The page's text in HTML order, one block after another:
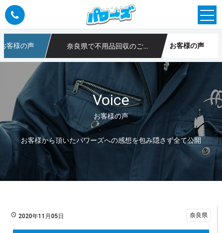
用品回収なら大阪のパワーズ
客様の声 奈良県で不用品回収のご依頼 お客様の声
Voice
お客様の声
お客様から頂いたパワーズへの感想を包み隠さず全て公開
2020年11月05日 奈良県